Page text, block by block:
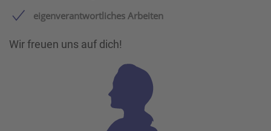
eigenverantwortliches Arbeiten
Wir freuen uns auf dich!